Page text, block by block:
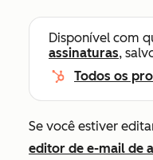
Disponível com
assinaturas,
Todos os
Se você estiver
editor de e-mail de